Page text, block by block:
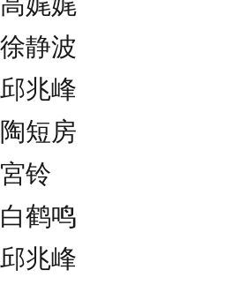
徐静波
邱兆峰
陶短房
宮铃
白鹤鸣
邱兆峰